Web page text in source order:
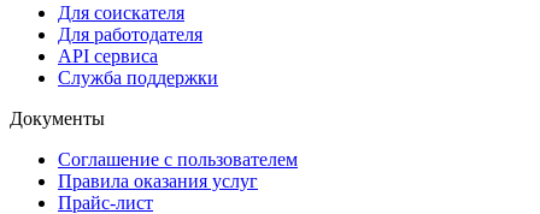
Для соискателя
Для работодателя
API сервиса
Служба поддержки
Документы
Соглашение с пользователем
Правила оказания услуг
Прайс-лист